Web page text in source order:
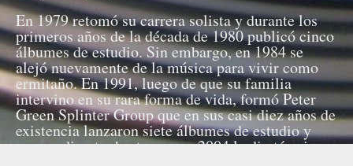
En 1979 retomó su carrera solista y durante los
primeros años de la década de 1980 publicó cinco
álbumes de estudio. Sin embargo, en 1984 se
alejó nuevamente de la música para vivir como
ermitaño. En 1991, luego de que su familia
intervino en su rara forma de vida, formó Peter
Green Splinter Group que en sus casi diez años de
existencia lanzaron siete álbumes de estudio y
uno en directo, hasta que en 2004 le dio término